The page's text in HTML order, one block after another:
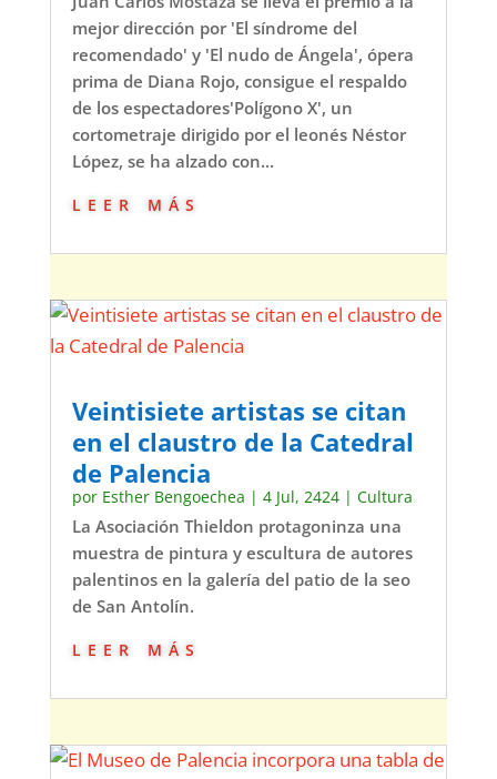
mejor dirección por 'El síndrome del
recomendado' y 'El nudo de Ángela', ópera
prima de Diana Rojo, consigue el respaldo
de los espectadores'Polígono X', un
cortometraje dirigido por el leonés Néstor
López, se ha alzado con...
leer más
Veintisiete artistas se citan
en el claustro de la Catedral
de Palencia
por Esther Bengoechea | 4 Jul, 2424| Cultura
La Asociación Thieldon protagoninza una
muestra de pintura y escultura de autores
palentinos en la galería del patio de la seo
de San Antolín.
leer más